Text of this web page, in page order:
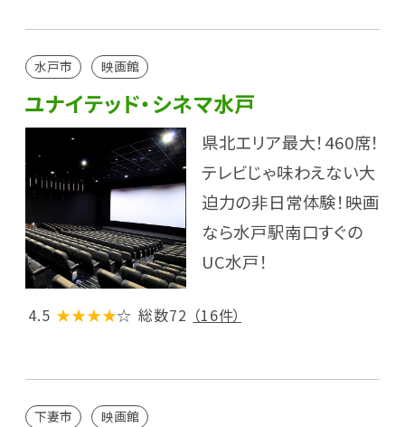
水戸市 映画館
ユナイテッド・シネマ水戸
県北エリア最大！460席！
テレビじゃ味わえない大
迫力の非日常体験！映画
なら水戸駅南口すぐの
UC水戸！
4.5 ★★★★☆ 総数72 （16件）
下妻市 映画館